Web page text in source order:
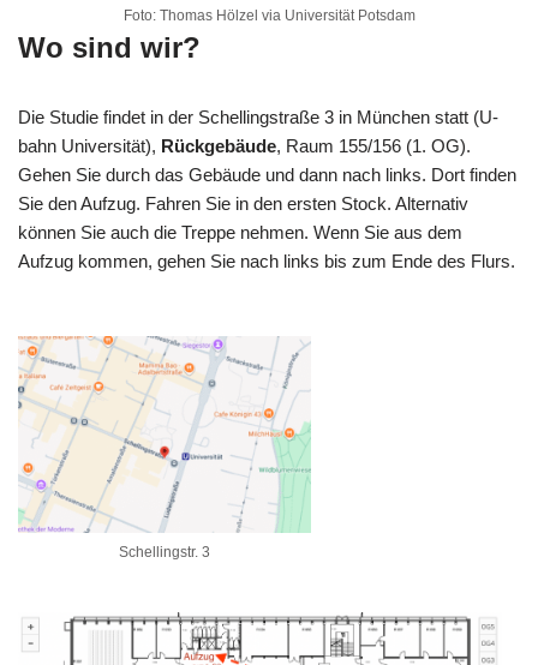
Foto: Thomas Hölzel via Universität Potsdam
Wo sind wir?
Die Studie findet in der Schellingstraße 3 in München statt (U-
bahn Universität), Rückgebäude, Raum 155/156 (1. OG).
Gehen Sie durch das Gebäude und dann nach links. Dort finden
Sie den Aufzug. Fahren Sie in den ersten Stock. Alternativ
können Sie auch die Treppe nehmen. Wenn Sie aus dem
Aufzug kommen, gehen Sie nach links bis zum Ende des Flurs.
Schellingstr. 3